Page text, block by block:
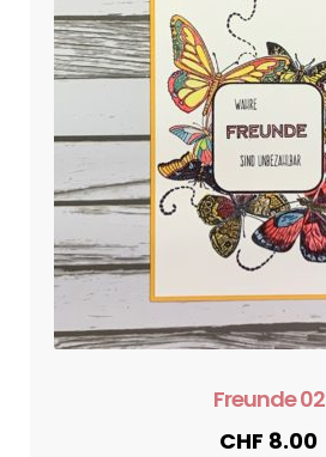
Freunde 02
CHF 8.00